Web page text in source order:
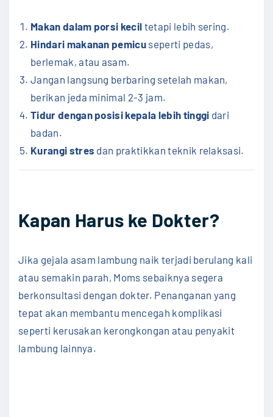
Makan dalam porsi kecil tetapi lebih sering.
Hindari makanan pemicu seperti pedas,
berlemak, atau asam.
Jangan langsung berbaring setelah makan,
berikan jeda minimal 2-3 jam.
Tidur dengan posisi kepala lebih tinggi dari
badan.
Kurangi stres dan praktikkan teknik relaksasi.
Kapan Harus ke Dokter?
Jika gejala asam lambung naik terjadi berulang kali
atau semakin parah, Moms sebaiknya segera
berkonsultasi dengan dokter. Penanganan yang
tepat akan membantu mencegah komplikasi
seperti kerusakan kerongkongan atau penyakit
lambung lainnya.